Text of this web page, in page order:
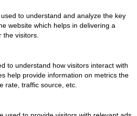
to understand and analyze the key
website which helps in delivering a
the visitors.
to understand how visitors interact with
help provide information on metrics the
rate, traffic source, etc.